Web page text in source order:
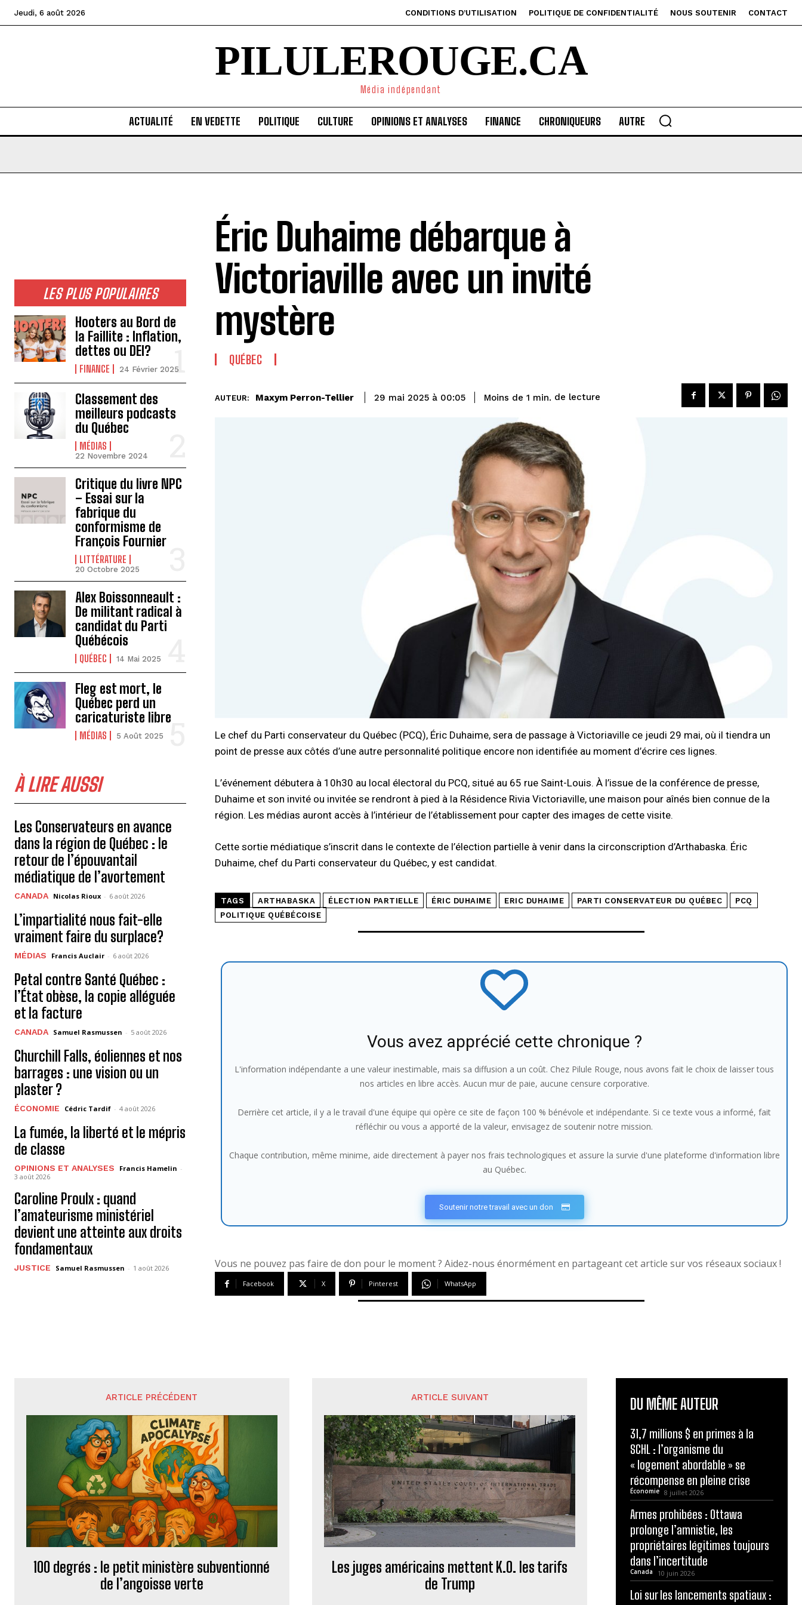
Jeudi, 6 août 2026 CONDITIONS D’UTILISATION POLITIQUE DE CONFIDENTIALITÉ NOUS SOUTENIR CONTACT
PILULEROUGE.CA
Média indépendant
ACTUALITÉ EN VEDETTE POLITIQUE CULTURE OPINIONS ET ANALYSES FINANCE CHRONIQUEURS AUTRE
LES PLUS POPULAIRES
Hooters au Bord de
la Faillite : Inflation,
dettes ou DEI?
FINANCE 24 Février 2025
Classement des
meilleurs podcasts
du Québec
MÉDIAS
22 Novembre 2024
Critique du livre NPC
– Essai sur la
fabrique du
conformisme de
François Fournier
LITTÉRATURE
20 Octobre 2025
Alex Boissonneault :
De militant radical à
candidat du Parti
Québécois
QUÉBEC 14 Mai 2025
Fleg est mort, le
Québec perd un
caricaturiste libre
MÉDIAS 5 Août 2025
À LIRE AUSSI
Les Conservateurs en avance
dans la région de Québec : le
retour de l’épouvantail
médiatique de l’avortement
CANADA Nicolas Rioux - 6 août 2026
L’impartialité nous fait-elle
vraiment faire du surplace?
MÉDIAS Francis Auclair - 6 août 2026
Petal contre Santé Québec :
l’État obèse, la copie alléguée
et la facture
CANADA Samuel Rasmussen - 5 août 2026
Churchill Falls, éoliennes et nos
barrages : une vision ou un
plaster ?
ÉCONOMIE Cédric Tardif - 4 août 2026
La fumée, la liberté et le mépris
de classe
OPINIONS ET ANALYSES Francis Hamelin -
3 août 2026
Caroline Proulx : quand
l’amateurisme ministériel
devient une atteinte aux droits
fondamentaux
JUSTICE Samuel Rasmussen - 1 août 2026
Éric Duhaime débarque à
Victoriaville avec un invité
mystère
QUÉBEC
AUTEUR: Maxym Perron-Tellier 29 mai 2025 à 00:05 Moins de 1 min. de lecture
Le chef du Parti conservateur du Québec (PCQ), Éric Duhaime, sera de passage à Victoriaville ce jeudi 29 mai, où il tiendra un
point de presse aux côtés d’une autre personnalité politique encore non identifiée au moment d’écrire ces lignes.
L’événement débutera à 10h30 au local électoral du PCQ, situé au 65 rue Saint-Louis. À l’issue de la conférence de presse,
Duhaime et son invité ou invitée se rendront à pied à la Résidence Rivia Victoriaville, une maison pour aînés bien connue de la
région. Les médias auront accès à l’intérieur de l’établissement pour capter des images de cette visite.
Cette sortie médiatique s’inscrit dans le contexte de l’élection partielle à venir dans la circonscription d’Arthabaska. Éric
Duhaime, chef du Parti conservateur du Québec, y est candidat.
TAGS ARTHABASKA ÉLECTION PARTIELLE ÉRIC DUHAIME ERIC DUHAIME PARTI CONSERVATEUR DU QUÉBEC
PCQ
POLITIQUE QUÉBÉCOISE
Vous avez apprécié cette chronique ?
L'information indépendante a une valeur inestimable, mais sa diffusion a un coût. Chez Pilule Rouge, nous avons fait le choix de laisser tous
nos articles en libre accès. Aucun mur de paie, aucune censure corporative.
Derrière cet article, il y a le travail d'une équipe qui opère ce site de façon 100 % bénévole et indépendante. Si ce texte vous a informé, fait
réfléchir ou vous a apporté de la valeur, envisagez de soutenir notre mission.
Chaque contribution, même minime, aide directement à payer nos frais technologiques et assure la survie d'une plateforme d'information libre
au Québec.
Soutenir notre travail avec un don
Vous ne pouvez pas faire de don pour le moment ? Aidez-nous énormément en partageant cet article sur vos réseaux sociaux !
Facebook X Pinterest WhatsApp
ARTICLE PRÉCÉDENT
100 degrés : le petit ministère subventionné
de l’angoisse verte
ARTICLE SUIVANT
Les juges américains mettent K.O. les tarifs
de Trump
DU MÊME AUTEUR
31,7 millions $ en primes à la
SCHL : l’organisme du
« logement abordable » se
récompense en pleine crise
Économie 8 juillet 2026
Armes prohibées : Ottawa
prolonge l’amnistie, les
propriétaires légitimes toujours
dans l’incertitude
Canada 10 juin 2026
Loi sur les lancements spatiaux :